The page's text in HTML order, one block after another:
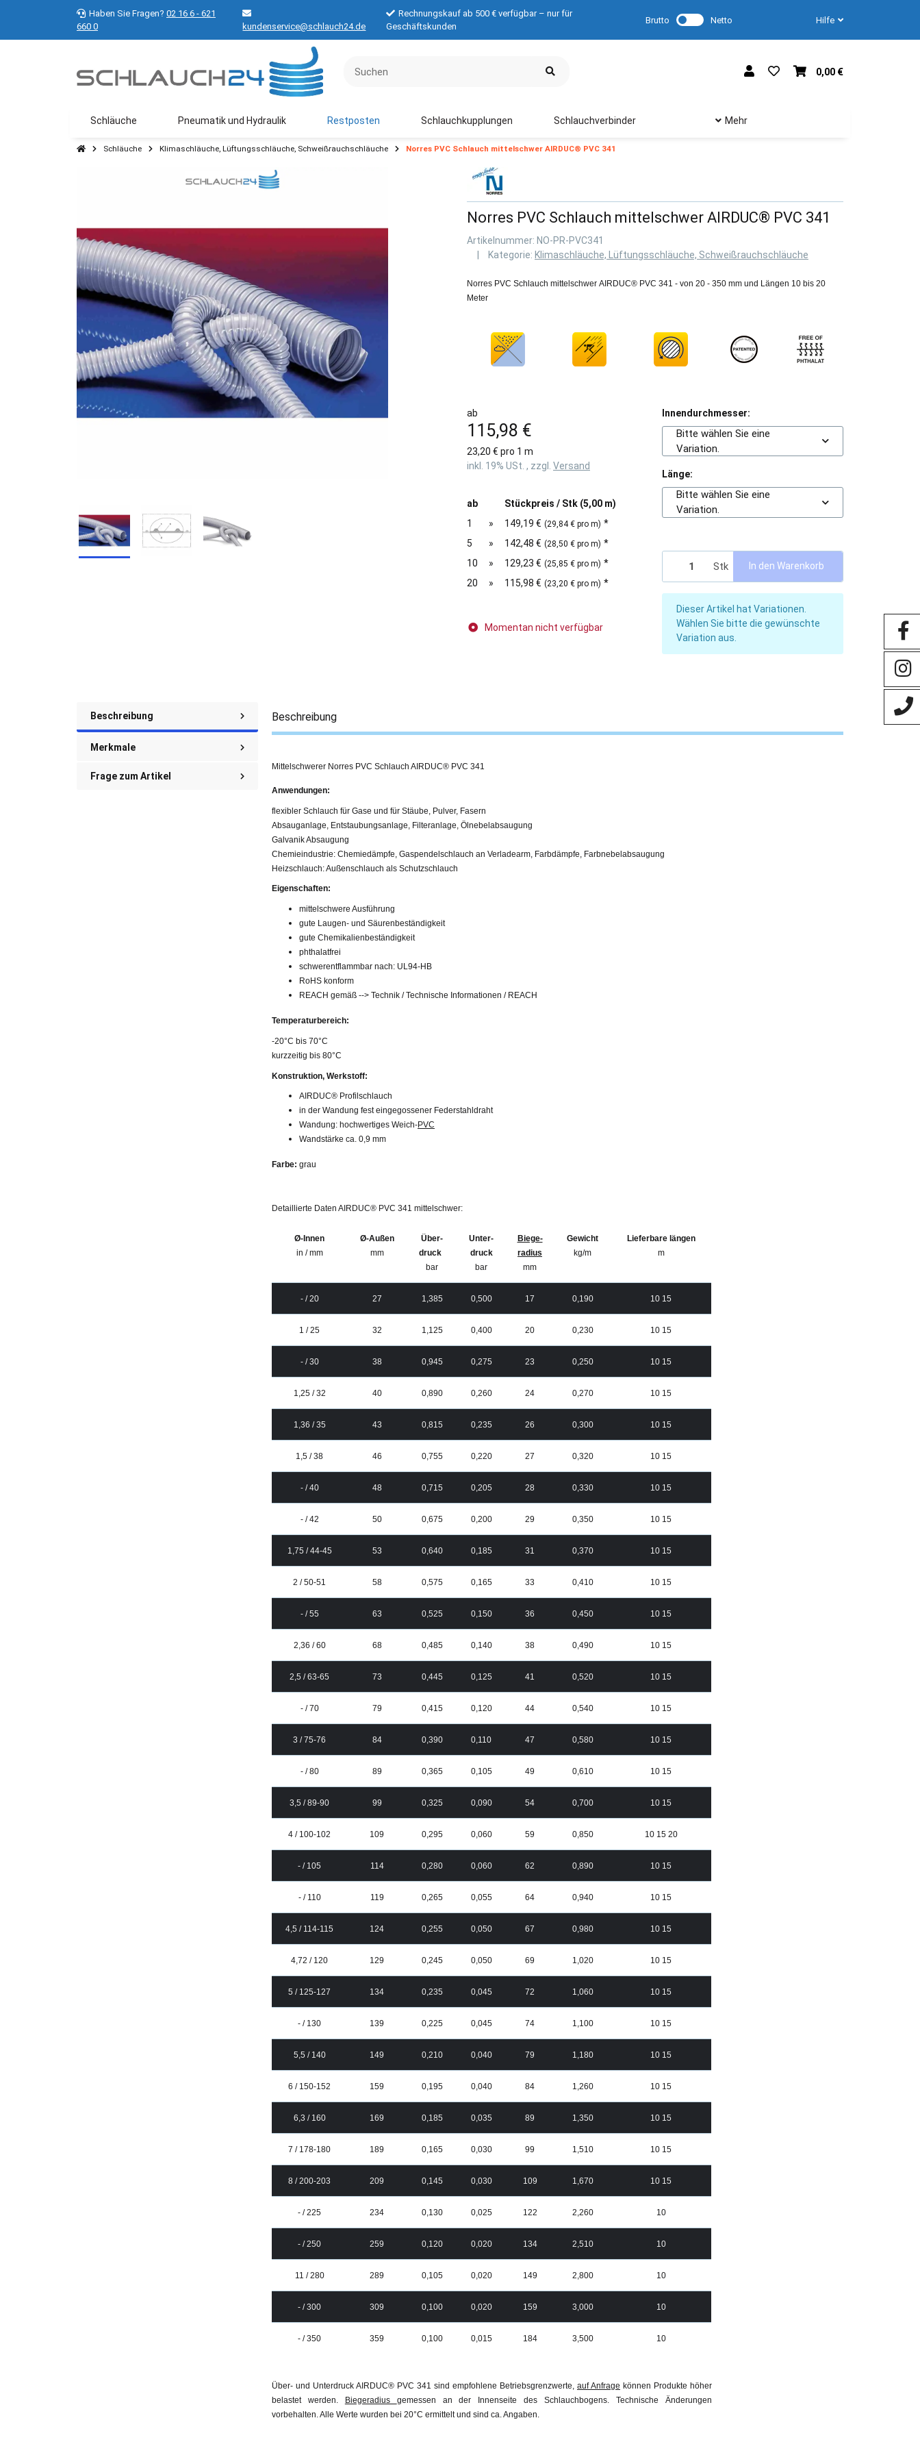
Haben Sie Fragen? 02 16 6 - 621
660 0
kundenservice@schlauch24.de
Rechnungskauf ab 500 € verfügbar – nur für
Geschäftskunden
Brutto Netto Hilfe
0,00 €
Schläuche Pneumatik und Hydraulik Restposten Schlauchkupplungen Schlauchverbinder Mehr
Schläuche Klimaschläuche, Lüftungsschläuche, Schweißrauchschläuche Norres PVC Schlauch mittelschwer AIRDUC® PVC 341
Norres PVC Schlauch mittelschwer AIRDUC® PVC 341
Artikelnummer: NO-PR-PVC341
Kategorie: Klimaschläuche, Lüftungsschläuche, Schweißrauchschläuche
Norres PVC Schlauch mittelschwer AIRDUC® PVC 341 - von 20 - 350 mm und Längen 10 bis 20
Meter
ab
115,98 €
23,20 € pro 1 m
inkl. 19% USt. , zzgl. Versand
ab
Stückpreis / Stk (5,00 m)
1
» 149,19 € (29,84 € pro m) *
5
» 142,48 € (28,50 € pro m) *
10
» 129,23 € (25,85 € pro m) *
20
» 115,98 € (23,20 € pro m) *
Momentan nicht verfügbar
Innendurchmesser:
Bitte wählen Sie eine
Variation.
Länge:
Bitte wählen Sie eine
Variation.
Stk In den Warenkorb
xDieser Artikel hat Variationen.
Wählen Sie bitte die gewünschte
Variation aus.
Beschreibung
Merkmale
Frage zum Artikel
Beschreibung
Mittelschwerer Norres PVC Schlauch AIRDUC® PVC 341
Anwendungen:
flexibler Schlauch für Gase und für Stäube, Pulver, Fasern
Absauganlage, Entstaubungsanlage, Filteranlage, Ölnebelabsaugung
Galvanik Absaugung
Chemieindustrie: Chemiedämpfe, Gaspendelschlauch an Verladearm, Farbdämpfe, Farbnebelabsaugung
Heizschlauch: Außenschlauch als Schutzschlauch
Eigenschaften:
mittelschwere Ausführung
gute Laugen- und Säurenbeständigkeit
gute Chemikalienbeständigkeit
phthalatfrei
schwerentflammbar nach: UL94-HB
RoHS konform
REACH gemäß --> Technik / Technische Informationen / REACH
Temperaturbereich:
-20°C bis 70°C
kurzzeitig bis 80°C
Konstruktion, Werkstoff:
AIRDUC® Profilschlauch
in der Wandung fest eingegossener Federstahldraht
Wandung: hochwertiges Weich-PVC
Wandstärke ca. 0,9 mm
Farbe: grau
Detaillierte Daten AIRDUC® PVC 341 mittelschwer:
Ø-Innen
in / mm
Ø-Außen
mm
Über-
druck
bar
Unter-
druck
bar
Biege-
radius
mm
Gewicht
kg/m
Lieferbare längen
m
- / 20 27 1,385 0,500 17 0,190 10 15
1 / 25 32 1,125 0,400 20 0,230 10 15
- / 30 38 0,945 0,275 23 0,250 10 15
1,25 / 32 40 0,890 0,260 24 0,270 10 15
1,36 / 35 43 0,815 0,235 26 0,300 10 15
1,5 / 38 46 0,755 0,220 27 0,320 10 15
- / 40 48 0,715 0,205 28 0,330 10 15
- / 42 50 0,675 0,200 29 0,350 10 15
1,75 / 44-45 53 0,640 0,185 31 0,370 10 15
2 / 50-51 58 0,575 0,165 33 0,410 10 15
- / 55 63 0,525 0,150 36 0,450 10 15
2,36 / 60 68 0,485 0,140 38 0,490 10 15
2,5 / 63-65 73 0,445 0,125 41 0,520 10 15
- / 70 79 0,415 0,120 44 0,540 10 15
3 / 75-76 84 0,390 0,110 47 0,580 10 15
- / 80 89 0,365 0,105 49 0,610 10 15
3,5 / 89-90 99 0,325 0,090 54 0,700 10 15
4 / 100-102 109 0,295 0,060 59 0,850 10 15 20
- / 105 114 0,280 0,060 62 0,890 10 15
- / 110 119 0,265 0,055 64 0,940 10 15
4,5 / 114-115 124 0,255 0,050 67 0,980 10 15
4,72 / 120 129 0,245 0,050 69 1,020 10 15
5 / 125-127 134 0,235 0,045 72 1,060 10 15
- / 130 139 0,225 0,045 74 1,100 10 15
5,5 / 140 149 0,210 0,040 79 1,180 10 15
6 / 150-152 159 0,195 0,040 84 1,260 10 15
6,3 / 160 169 0,185 0,035 89 1,350 10 15
7 / 178-180 189 0,165 0,030 99 1,510 10 15
8 / 200-203 209 0,145 0,030 109 1,670 10 15
- / 225 234 0,130 0,025 122 2,260 10
- / 250 259 0,120 0,020 134 2,510 10
11 / 280 289 0,105 0,020 149 2,800 10
- / 300 309 0,100 0,020 159 3,000 10
- / 350 359 0,100 0,015 184 3,500 10
Über- und Unterdruck AIRDUC® PVC 341 sind empfohlene Betriebsgrenzwerte, auf Anfrage können Produkte höher
belastet werden.
Biegeradius gemessen an der Innenseite des Schlauchbogens. Technische Änderungen
vorbehalten. Alle Werte wurden bei 20°C ermittelt und sind ca. Angaben.